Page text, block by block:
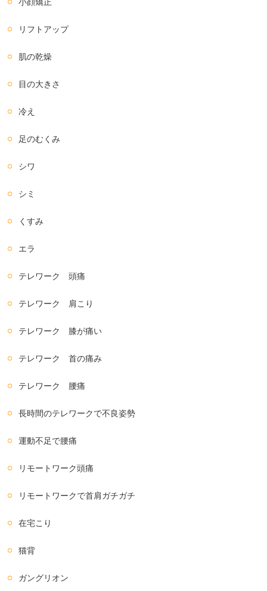
リフトアップ
肌の乾燥
目の大きさ
冷え
足のむくみ
シワ
シミ
くすみ
エラ
テレワーク 頭痛
テレワーク 肩こり
テレワーク 膝が痛い
テレワーク 首の痛み
テレワーク 腰痛
長時間のテレワークで不良姿勢
運動不足で腰痛
リモートワーク頭痛
リモートワークで首肩ガチガチ
在宅こり
猫背
ガングリオン